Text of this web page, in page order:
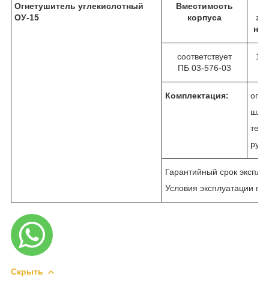
Огнетушитель углекислотный
ОУ-15
Вместимость
корпуса
не
соответствует
ПБ 03-576-03
Комплектация:
Гарантийный срок
Условия эксплуатации
Скрыть